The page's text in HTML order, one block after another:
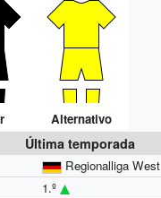
Alternativo
Última temporada
Regionalliga West
1.º